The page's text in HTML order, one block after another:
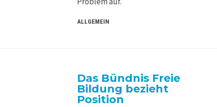
ALLGEMEIN
Das Bündnis Freie
Bildung bezieht
Position